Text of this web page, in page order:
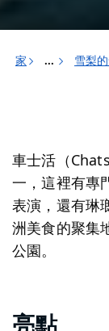
家 ... 雪梨
車士活（
一，這裡有專
表演，還有琳
洲美食的聚集
公園。
亮點